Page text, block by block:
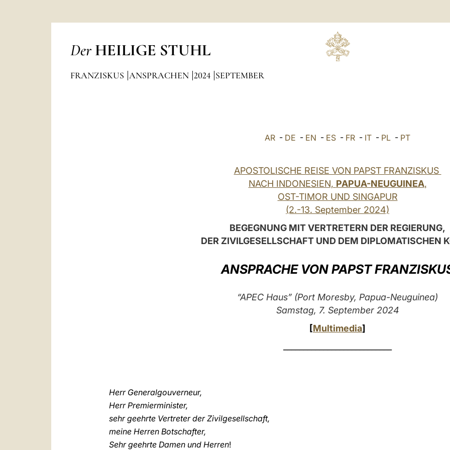
Der HEILIGE STUHL
FRANZISKUS ANSPRACHEN 2024 SEPTEMBER
AR - DE - EN - ES - FR - IT - PL - PT
APOSTOLISCHE REISE VON PAPST FRANZISKUS
NACH INDONESIEN, PAPUA-NEUGUINEA,
OST-TIMOR UND SINGAPUR
(2.-13. September 2024)
BEGEGNUNG MIT VERTRETERN DER REGIERUNG,
DER ZIVILGESELLSCHAFT UND DEM DIPLOMATISCHEN
ANSPRACHE VON PAPST
“APEC Haus” (Port Moresby, Papua-Neuguinea)
Samstag, 7. September 2024
[Multimedia]
Herr Generalgouverneur,
Herr Premierminister,
sehr geehrte Vertreter der Zivilgesellschaft,
meine Herren Botschafter,
Sehr geehrte Damen und Herren!